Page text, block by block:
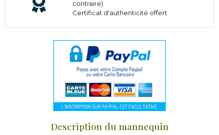
contraire)
Certificat d'authenticité offert
Description du mannequin